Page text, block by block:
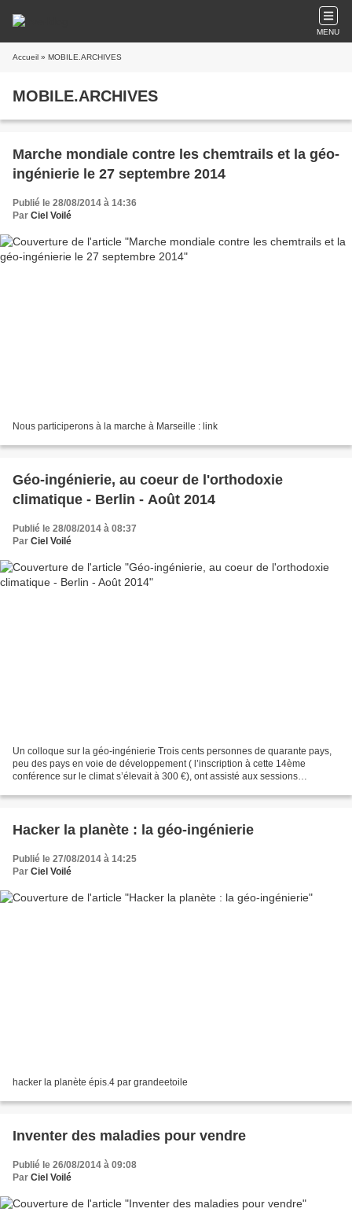
MENU
Accueil » MOBILE.ARCHIVES
MOBILE.ARCHIVES
Marche mondiale contre les chemtrails et la géo-
ingénierie le 27 septembre 2014
Publié le 28/08/2014 à 14:36
Par Ciel Voilé
Nous participerons à la marche à Marseille : link
Géo-ingénierie, au coeur de l'orthodoxie
climatique - Berlin - Août 2014
Publié le 28/08/2014 à 08:37
Par Ciel Voilé
Un colloque sur la géo-ingénierie Trois cents personnes de quarante pays,
peu des pays en voie de développement ( l’inscription à cette 14ème
conférence sur le climat s’élevait à 300 €), ont assisté aux sessions
Hacker la planète : la géo-ingénierie
Publié le 27/08/2014 à 14:25
Par Ciel Voilé
hacker la planète épis.4 par grandeetoile
Inventer des maladies pour vendre
Publié le 26/08/2014 à 09:08
Par Ciel Voilé